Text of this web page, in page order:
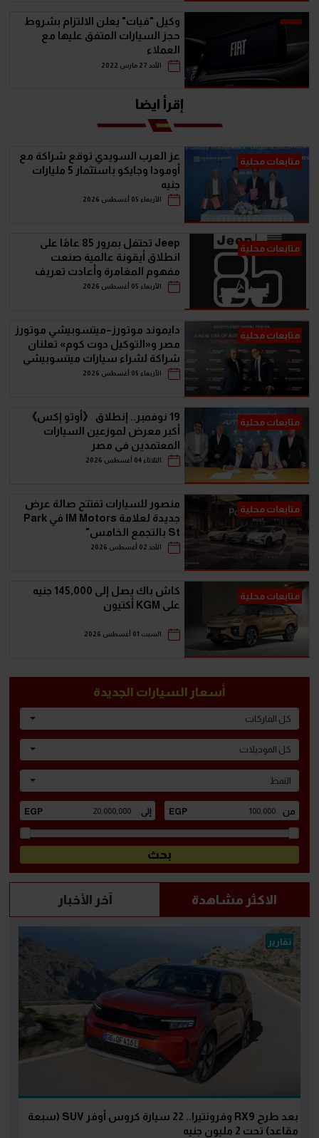
وكيل "فيات" يعلن الالتزام بشروط
حجز السيارات المتفق عليها مع
العملاء
الأحد 27 مارس 2022
إقرأ ايضا
متابعات محلية
عز العرب السويدي توقع شراكة مع
أومودا وجايكو باستثمار 5 مليارات
جنيه
الأربعاء 05 أغسطس 2026
متابعات محلية
Jeep تحتفل بمرور 85 عامًا على
انطلاق أيقونة عالمية صنعت
مفهوم المغامرة وأعادت تعريف
سيارات الـ SUV
الأربعاء 05 أغسطس 2026
متابعات محلية
دايموند موتورز–ميتسوبيشي موتورز
مصر و«التوكيل دوت كوم» تعلنان
شراكة لشراء سيارات ميتسوبيشي
أونلاين
الأربعاء 05 أغسطس 2026
متابعات محلية
19 نوفمبر.. إنطلاق 《أوتو إكس》
أكبر معرض لموزعين السيارات
المعتمدين في مصر
الثلاثاء 04 أغسطس 2026
متابعات محلية
منصور للسيارات تفتتح صالة عرض
جديدة لعلامة IM Motors في Park
St بالتجمع الخامس"
الأحد 02 أغسطس 2026
متابعات محلية
كاش باك يصل إلى 145,000 جنيه
على KGM أكتيون
السبت 01 أغسطس 2026
أسعار السيارات الجديدة
كل الماركات
كل الموديلات
النمط
الاكثر مشاهدة آخر الأخبار
تقارير
بعد طرح RX9 وفرونتيرا.. 22 سيارة كروس أوفر SUV (سبعة
مقاعد) تحت 2 مليون جنيه